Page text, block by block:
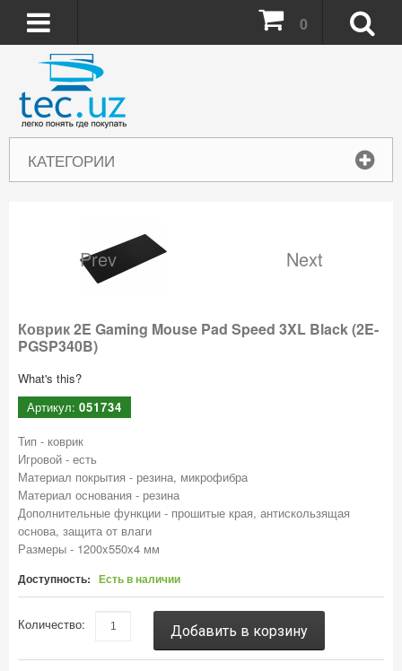
КАТЕГОРИИ
0
Prev Next
Коврик 2E Gaming Mouse Pad Speed 3XL Black (2E-
PGSP340B)
What's this?
Артикул: 051734
Тип - коврик
Игровой - есть
Материал покрытия - резина, микрофибра
Материал основания - резина
Дополнительные функции - прошитые края, антискользящая
основа, защита от влаги
Размеры - 1200x550х4 мм
Доступность: Есть в наличии
Количество: Добавить в корзину